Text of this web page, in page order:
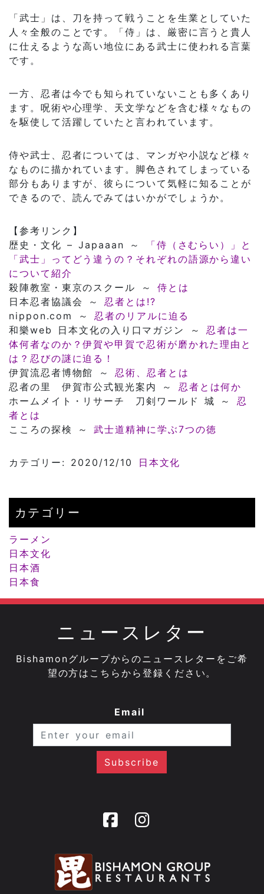
「武士」は、刀を持って戦うことを生業としていた
人々全般のことです。「侍」は、厳密に言うと貴人
に仕えるような高い地位にある武士に使われる言葉
です。
一方、忍者は今でも知られていないことも多くあり
ます。呪術や心理学、天文学などを含む様々なもの
を駆使して活躍していたと言われています。
侍や武士、忍者については、マンガや小説など様々
なものに描かれています。脚色されてしまっている
部分もありますが、彼らについて気軽に知ることが
できるので、読んでみてはいかがでしょうか。
【参考リンク】
歴史・文化 – Japaaan ～
「侍（さむらい）」と
「武士」ってどう違うの？それぞれの語源から違い
について紹介
殺陣教室・東京のスクール ～ 侍とは
日本忍者協議会 ～ 忍者とは!?
nippon.com ～ 忍者のリアルに迫る
和樂web 日本文化の入り口マガジン ～ 忍者は一
体何者なのか？伊賀や甲賀で忍術が磨かれた理由と
は？忍びの謎に迫る！
伊賀流忍者博物館 ～ 忍術、忍者とは
忍者の里 伊賀市公式観光案内 ～ 忍者とは何か
ホームメイト・リサーチ 刀剣ワールド 城 ～ 忍
者とは
こころの探検 ～武士道精神に学ぶ7つの徳
カテゴリー: 2020/12/10 日本文化
カテゴリー
ラーメン
日本文化
日本酒
日本食
ニュースレター
Bishamonグループからのニュースレターをご希
望の方はこちらから登録ください。
Email